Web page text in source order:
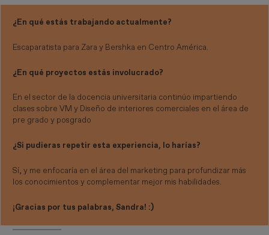
¿En qué estás trabajando actualmente?
Escaparatista para Zara y Bershka en Centro América.
¿En qué proyectos estás involucrado?
En el sector de la docencia universitaria continúo impartiendo
clases sobre VM y Diseño de interiores comerciales en el área de
pre grado y posgrado
¿Si pudieras repetir esta experiencia, lo harías?
Sí, y me enfocaría en el área del marketing para profundizar más
los conocimientos y complementar mejor mis habilidades.
¡Gracias por tus palabras, Sandra! :)